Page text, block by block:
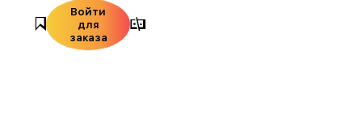
Войти
для
заказа